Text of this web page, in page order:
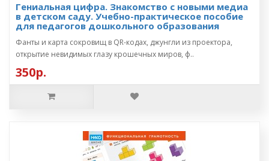
Гениальная цифра. Знакомство с новыми медиа
в детском саду. Учебно-практическое пособие
для педагогов дошкольного образования
Фанты и карта сокровищ в QR-кодах, джунгли из проектора,
открытие невидимых глазу крошечных миров, ф..
350р.